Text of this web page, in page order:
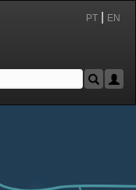
PT| EN